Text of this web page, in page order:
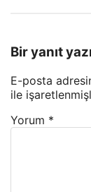
Bir yanıt
E-posta
ile
Yorum *